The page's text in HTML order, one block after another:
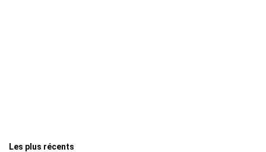
Les plus récents